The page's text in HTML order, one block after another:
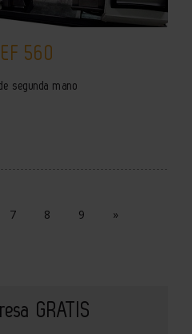
560
segunda mano
7 8 9 »
GRATIS